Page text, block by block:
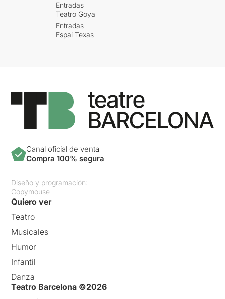
Entradas
Teatro Goya
Entradas
Espai Texas
Canal oficial de venta
Compra 100% segura
Diseño y programación:
Copymouse
Quiero ver
Teatro
Musicales
Humor
Infantil
Danza
Teatro Barcelona ©2026